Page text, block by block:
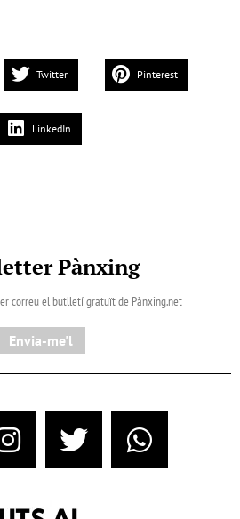
Twitter Pinterest
LinkedIn
Pànxing
correu el butlletí gratuït de Pànxing.net​
Envia-me'l